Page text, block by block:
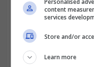
content
services
Store and/or
Learn more